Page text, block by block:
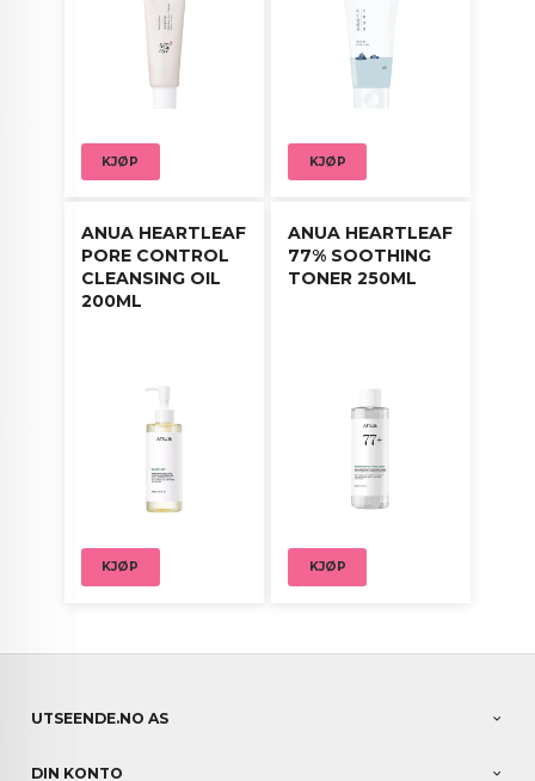
KJØP KJØP
ANUA HEARTLEAF
PORE CONTROL
CLEANSING OIL
200ML
KJØP
ANUA HEARTLEAF
77% SOOTHING
TONER 250ML
KJØP
UTSEENDE.NO AS
DIN KONTO